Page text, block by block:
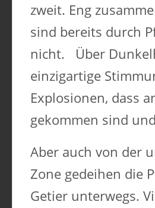
zweit. Eng
sind bereits durch
nicht. Über
einzigartige
Explosionen, dass
gekommen sind
Aber auch von der
Zone gedeihen die
Getier unterwegs.